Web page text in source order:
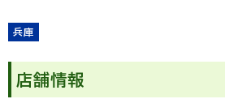
兵庫
店舗情報